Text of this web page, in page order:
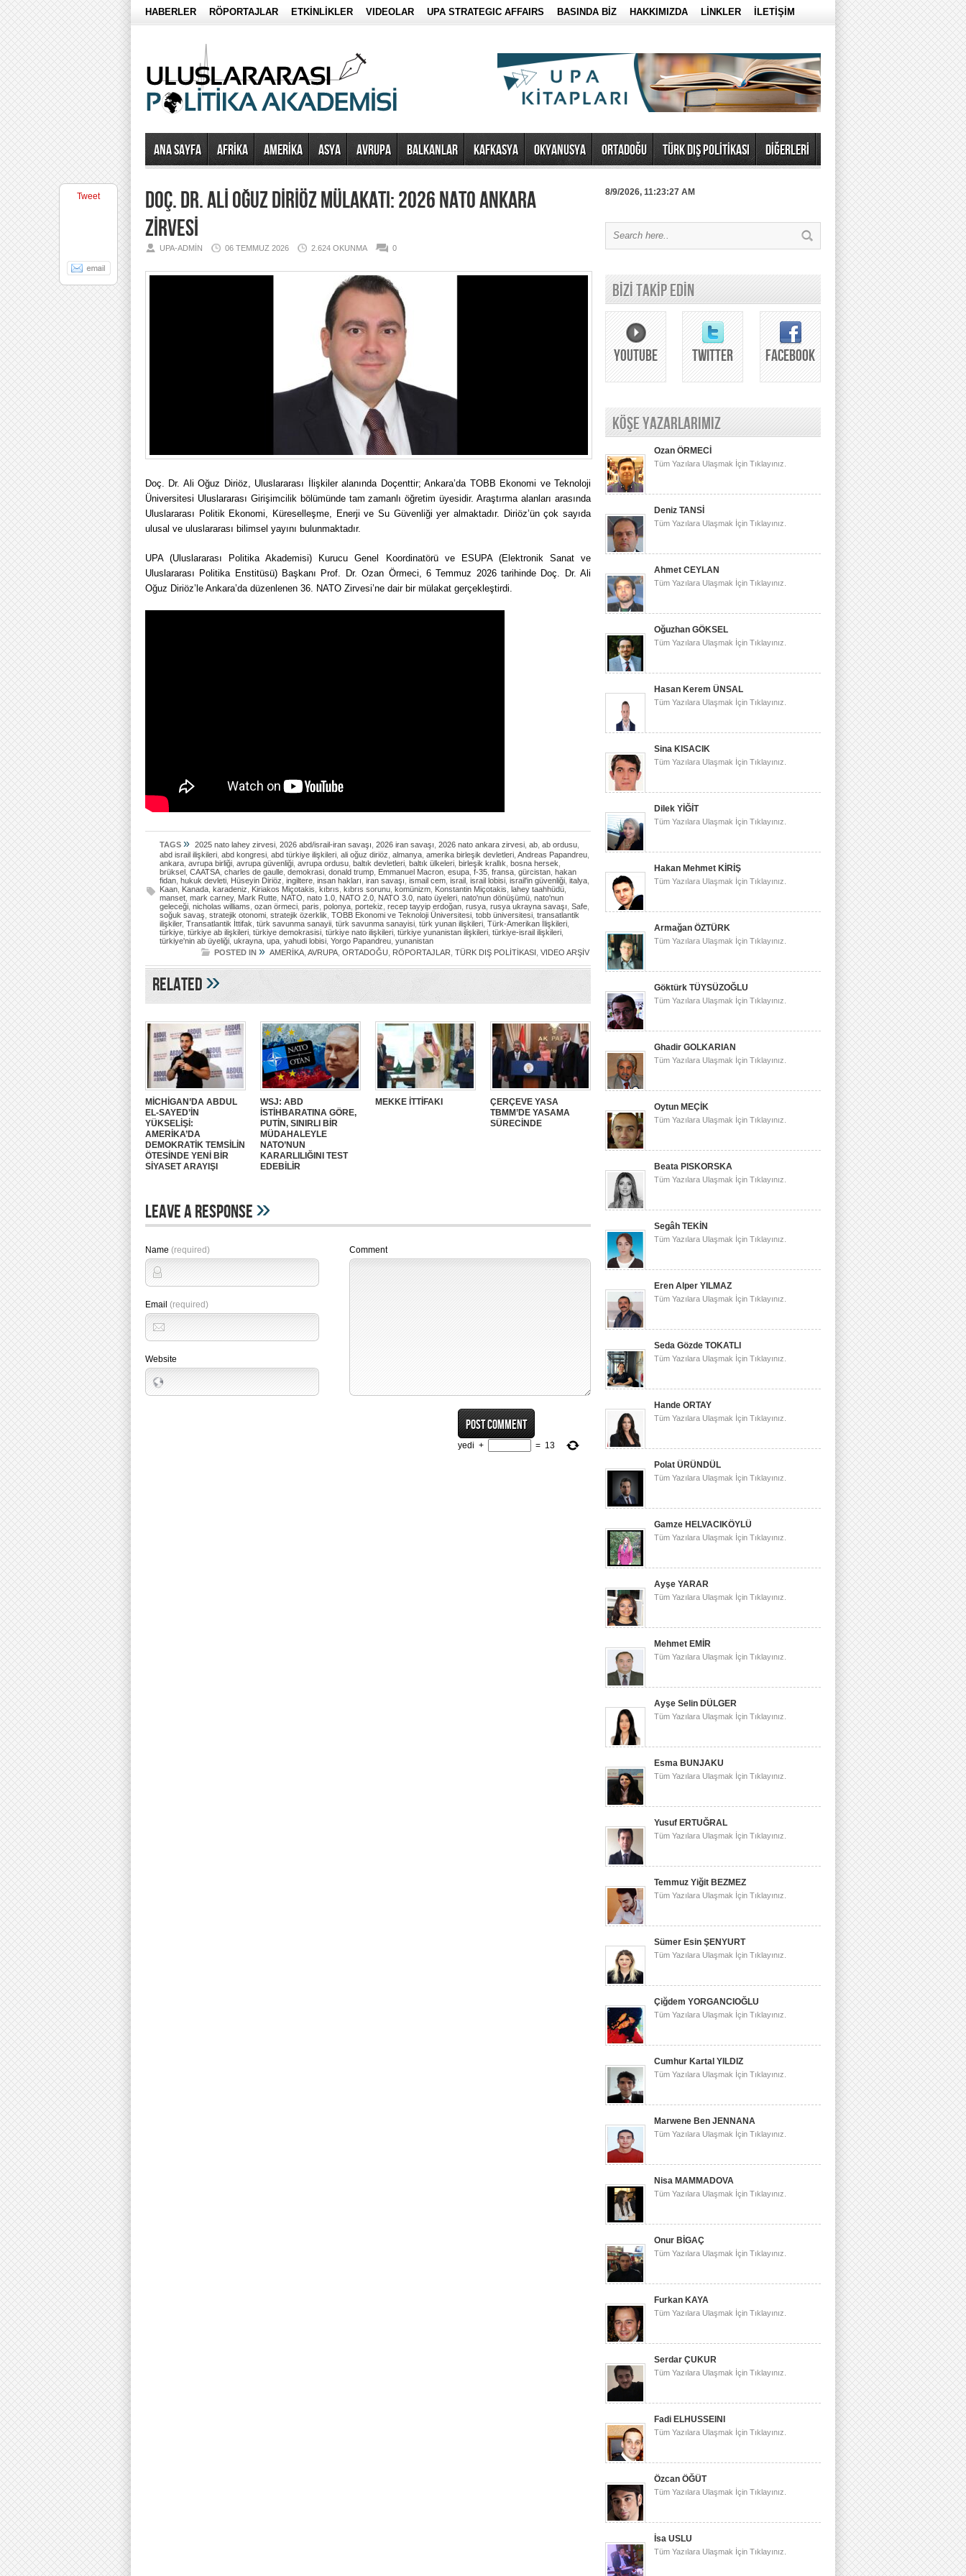
HABERLER RÖPORTAJLAR ETKİNLİKLER VIDEOLAR UPA STRATEGIC AFFAIRS BASINDA BİZ HAKKIMIZDA LİNKLER İLETİŞİM
Ana Sayfa AFRİKA AMERİKA ASYA AVRUPA BALKANLAR KAFKASYA OKYANUSYA ORTADOĞU TÜRK DIŞ POLİTİKASI DİĞERLERİ
DOÇ. DR. ALİ OĞUZ DİRİÖZ MÜLAKATI: 2026 NATO ANKARA
ZİRVESİ
UPA-ADMIN 06 TEMMUZ 2026 2.624 OKUNMA 0
Doç. Dr. Ali Oğuz Diriöz, Uluslararası İlişkiler alanında Doçenttir; Ankara’da TOBB Ekonomi ve Teknoloji
Üniversitesi Uluslararası Girişimcilik bölümünde tam zamanlı öğretim üyesidir. Araştırma alanları arasında
Uluslararası Politik Ekonomi, Küreselleşme, Enerji ve Su Güvenliği yer almaktadır. Diriöz’ün çok sayıda
ulusal ve uluslararası bilimsel yayını bulunmaktadır.
UPA (Uluslararası Politika Akademisi) Kurucu Genel Koordinatörü ve ESUPA (Elektronik Sanat ve
Uluslararası Politika Enstitüsü) Başkanı Prof. Dr. Ozan Örmeci, 6 Temmuz 2026 tarihinde Doç. Dr. Ali
Oğuz Diriöz’le Ankara’da düzenlenen 36. NATO Zirvesi’ne dair bir mülakat gerçekleştirdi.
Tweet
TAGS » 2025 nato lahey zirvesi 2026 abd/israil-iran savaşı 2026 iran savaşı 2026 nato ankara zirvesi ab ab ordusu
abd israil ilişkileri abd kongresi abd türkiye ilişkileri ali oğuz diriöz almanya amerika birleşik devletleri Andreas Papandreu
ankara avrupa birliği avrupa güvenliği avrupa ordusu baltık devletleri baltık ülkeleri birleşik krallık bosna hersek
brüksel CAATSA charles de gaulle demokrasi donald trump Emmanuel Macron esupa f-35 fransa gürcistan hakan
fidan hukuk devleti Hüseyin Diriöz ingiltere insan hakları iran savaşı ismail cem israil israil lobisi israil'in güvenliği italya
Kaan Kanada karadeniz Kiriakos Miçotakis kıbrıs kıbrıs sorunu komünizm Konstantin Miçotakis lahey taahhüdü
manset mark carney, Mark Rutte NATO nato 1.0 NATO 2.0 NATO 3.0 nato üyeleri nato'nun dönüşümü nato'nun
geleceği nicholas williams ozan örmeci paris polonya portekiz recep tayyip erdoğan rusya rusya ukrayna savaşı Safe
soğuk savaş stratejik otonomi stratejik özerklik TOBB Ekonomi ve Teknoloji Üniversitesi tobb üniversitesi transatlantik
ilişkiler, Transatlantik İttifak türk savunma sanayii türk savunma sanayisi türk yunan ilişkileri Türk-Amerikan İlişkileri
türkiye türkiye ab ilişkileri türkiye demokrasisi türkiye nato ilişkileri türkiye yunanistan ilişkileri türkiye-israil ilişkileri
türkiye'nin ab üyeliği ukrayna upa yahudi lobisi Yorgo Papandreu yunanistan
POSTED IN » AMERİKA AVRUPA ORTADOĞU RÖPORTAJLAR TÜRK DIŞ POLİTİKASI VIDEO ARŞİV
Related»
MİCHİGAN’DA ABDUL
EL-SAYED’İN
YÜKSELİŞİ:
AMERİKA’DA
DEMOKRATİK TEMSİLİN
ÖTESİNDE YENİ BİR
SİYASET ARAYIŞI
WSJ: ABD
İSTİHBARATINA GÖRE,
PUTİN, SINIRLI BİR
MÜDAHALEYLE
NATO’NUN
KARARLILIĞINI TEST
EDEBİLİR
MEKKE İTTİFAKI
ÇERÇEVE YASA
TBMM’DE YASAMA
SÜRECİNDE
Leave A Response»
Name (required)
Email (required)
Website
Comment
yedi + = 13
8/9/2026, 11:23:27 AM
BİZİ TAKİP EDİN
YOUTUBE TWITTER FACEBOOK
KÖŞE YAZARLARIMIZ
Ozan ÖRMECİ
Tüm Yazılara Ulaşmak İçin Tıklayınız.
Deniz TANSİ
Tüm Yazılara Ulaşmak İçin Tıklayınız.
Ahmet CEYLAN
Tüm Yazılara Ulaşmak İçin Tıklayınız.
Oğuzhan GÖKSEL
Tüm Yazılara Ulaşmak İçin Tıklayınız.
Hasan Kerem ÜNSAL
Tüm Yazılara Ulaşmak İçin Tıklayınız.
Sina KISACIK
Tüm Yazılara Ulaşmak İçin Tıklayınız.
Dilek YİĞİT
Tüm Yazılara Ulaşmak İçin Tıklayınız.
Hakan Mehmet KİRİŞ
Tüm Yazılara Ulaşmak İçin Tıklayınız.
Armağan ÖZTÜRK
Tüm Yazılara Ulaşmak İçin Tıklayınız.
Göktürk TÜYSÜZOĞLU
Tüm Yazılara Ulaşmak İçin Tıklayınız.
Ghadir GOLKARIAN
Tüm Yazılara Ulaşmak İçin Tıklayınız.
Oytun MEÇİK
Tüm Yazılara Ulaşmak İçin Tıklayınız.
Beata PISKORSKA
Tüm Yazılara Ulaşmak İçin Tıklayınız.
Segâh TEKİN
Tüm Yazılara Ulaşmak İçin Tıklayınız.
Eren Alper YILMAZ
Tüm Yazılara Ulaşmak İçin Tıklayınız.
Seda Gözde TOKATLI
Tüm Yazılara Ulaşmak İçin Tıklayınız.
Hande ORTAY
Tüm Yazılara Ulaşmak İçin Tıklayınız.
Polat ÜRÜNDÜL
Tüm Yazılara Ulaşmak İçin Tıklayınız.
Gamze HELVACIKÖYLÜ
Tüm Yazılara Ulaşmak İçin Tıklayınız.
Ayşe YARAR
Tüm Yazılara Ulaşmak İçin Tıklayınız.
Mehmet EMİR
Tüm Yazılara Ulaşmak İçin Tıklayınız.
Ayşe Selin DÜLGER
Tüm Yazılara Ulaşmak İçin Tıklayınız.
Esma BUNJAKU
Tüm Yazılara Ulaşmak İçin Tıklayınız.
Yusuf ERTUĞRAL
Tüm Yazılara Ulaşmak İçin Tıklayınız.
Temmuz Yiğit BEZMEZ
Tüm Yazılara Ulaşmak İçin Tıklayınız.
Sümer Esin ŞENYURT
Tüm Yazılara Ulaşmak İçin Tıklayınız.
Çiğdem YORGANCIOĞLU
Tüm Yazılara Ulaşmak İçin Tıklayınız.
Cumhur Kartal YILDIZ
Tüm Yazılara Ulaşmak İçin Tıklayınız.
Marwene Ben JENNANA
Tüm Yazılara Ulaşmak İçin Tıklayınız.
Nisa MAMMADOVA
Tüm Yazılara Ulaşmak İçin Tıklayınız.
Onur BİGAÇ
Tüm Yazılara Ulaşmak İçin Tıklayınız.
Furkan KAYA
Tüm Yazılara Ulaşmak İçin Tıklayınız.
Serdar ÇUKUR
Tüm Yazılara Ulaşmak İçin Tıklayınız.
Fadi ELHUSSEINI
Tüm Yazılara Ulaşmak İçin Tıklayınız.
Özcan ÖĞÜT
Tüm Yazılara Ulaşmak İçin Tıklayınız.
İsa USLU
Tüm Yazılara Ulaşmak İçin Tıklayınız.